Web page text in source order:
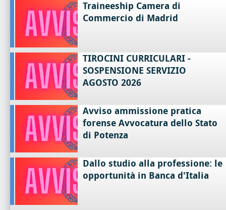
Traineeship Camera di
Commercio di Madrid
TIROCINI CURRICULARI -
SOSPENSIONE SERVIZIO
AGOSTO 2026
Avviso ammissione pratica
forense Avvocatura dello Stato
di Potenza
Dallo studio alla professione: le
opportunità in Banca d'Italia